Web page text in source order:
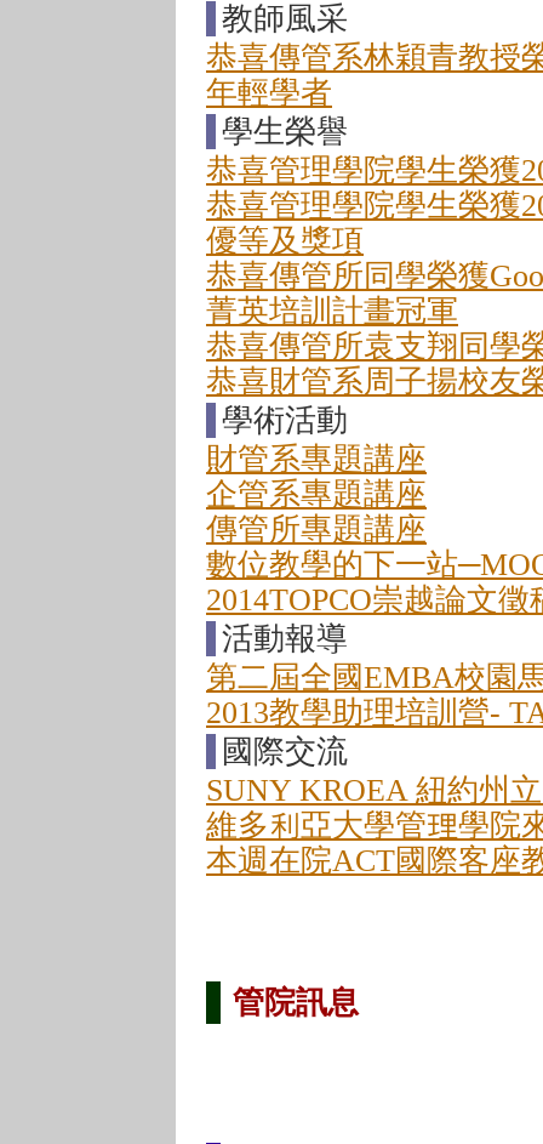
教師風采
恭喜傳管系林穎青教授
年輕學者
學生榮譽
恭喜管理學院學生榮獲
恭喜管理學院學生榮獲
優等及獎項
恭喜傳管所同學榮獲
菁英培訓計畫冠軍
恭喜傳管所袁支翔同學
恭喜財管系周子揚校友
學術活動
財管系專題講座
企管系專題講座
傳管所專題講座
數位教學的下一站
2014TOPCO崇越論文徵
活動報導
第二屆全國EMBA校園
2013教學助理培訓營-
國際交流
SUNY KROEA 紐約州
維多利亞大學管理學院
本週在院ACT國際客座
管院訊息